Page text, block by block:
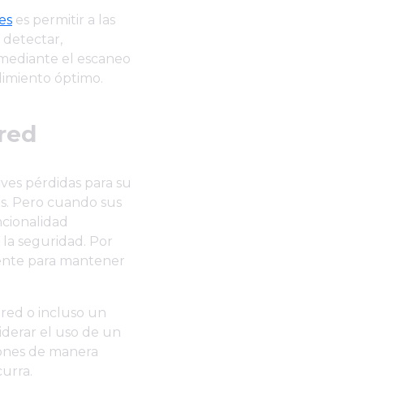
es permitir a las
detectar,
el escaneo
óptimo.
pérdidas para su
Pero cuando sus
seguridad. Por
para mantener
o incluso un
el uso de un
de manera